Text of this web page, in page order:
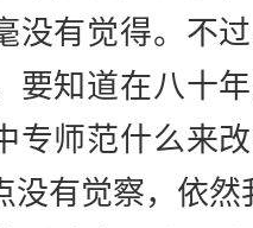
没有觉得。不
要知道在八十
专师范什么来
没有觉察，依